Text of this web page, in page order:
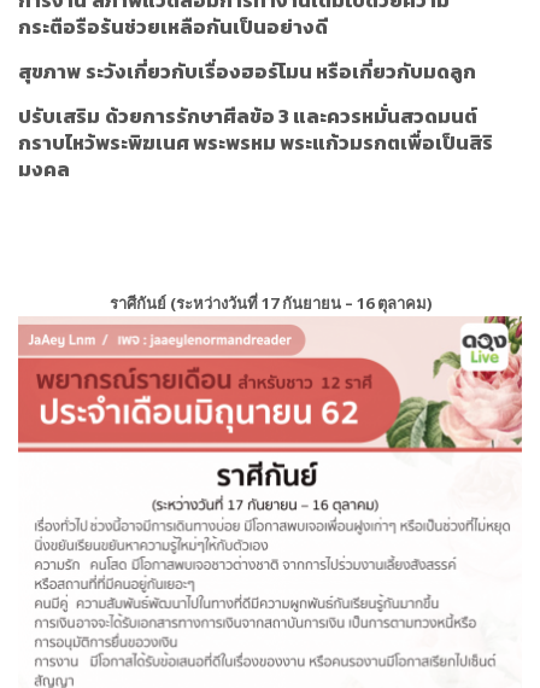
กระตือรือร้นช่วยเหลือกันเป็นอย่างดี
สุขภาพ ระวังเกี่ยวกับเรื่องฮอร์โมน หรือเกี่ยวกับมดลูก
ปรับเสริม ด้วยการรักษาศีลข้อ 3 และควรหมั่นสวดมนต์
กราบไหว้พระพิฆเนศ พระพรหม พระแก้วมรกตเพื่อเป็นสิริ
มงคล
ราศีกันย์ (ระหว่างวันที่ 17 กันยายน – 16 ตุลาคม)